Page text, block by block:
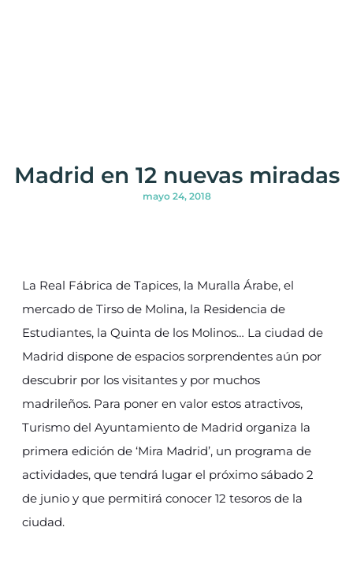
Madrid en 12 nuevas miradas
mayo 24, 2018
La Real Fábrica de Tapices, la Muralla Árabe, el
mercado de Tirso de Molina, la Residencia de
Estudiantes, la Quinta de los Molinos… La ciudad de
Madrid dispone de espacios sorprendentes aún por
descubrir por los visitantes y por muchos
madrileños. Para poner en valor estos atractivos,
Turismo del Ayuntamiento de Madrid organiza la
primera edición de ‘Mira Madrid’, un programa de
actividades, que tendrá lugar el próximo sábado 2
de junio y que permitirá conocer 12 tesoros de la
ciudad.